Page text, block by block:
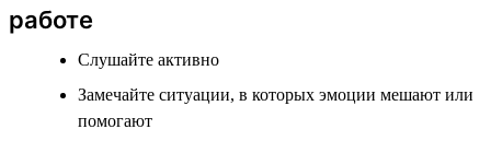
работе
Слушайте активно
Замечайте ситуации, в которых эмоции мешают или
помогают